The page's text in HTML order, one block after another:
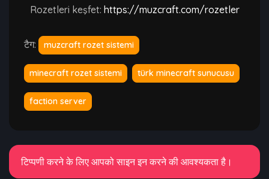
Rozetleri keşfet: https://muzcraft.com/rozetler
टैग: muzcraft rozet sistemi
minecraft rozet sistemi türk minecraft sunucusu
faction server
टिप्पणी करने के लिए आपको साइन इन करने की आवश्यकता है।